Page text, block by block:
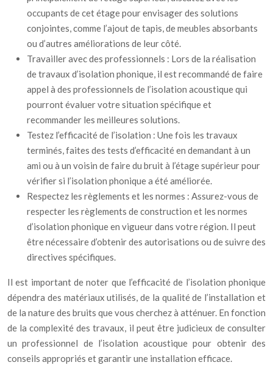
occupants de cet étage pour envisager des solutions
conjointes, comme l’ajout de tapis, de meubles absorbants
ou d’autres améliorations de leur côté.
Travailler avec des professionnels : Lors de la réalisation
de travaux d’isolation phonique, il est recommandé de faire
appel à des professionnels de l’isolation acoustique qui
pourront évaluer votre situation spécifique et
recommander les meilleures solutions.
Testez l’efficacité de l’isolation : Une fois les travaux
terminés, faites des tests d’efficacité en demandant à un
ami ou à un voisin de faire du bruit à l’étage supérieur pour
vérifier si l’isolation phonique a été améliorée.
Respectez les règlements et les normes : Assurez-vous de
respecter les règlements de construction et les normes
d’isolation phonique en vigueur dans votre région. Il peut
être nécessaire d’obtenir des autorisations ou de suivre des
directives spécifiques.
Il est important de noter que l’efficacité de l’isolation phonique
dépendra des matériaux utilisés, de la qualité de l’installation et
de la nature des bruits que vous cherchez à atténuer. En fonction
de la complexité des travaux, il peut être judicieux de consulter
un professionnel de l’isolation acoustique pour obtenir des
conseils appropriés et garantir une installation efficace.